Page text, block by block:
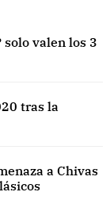
valen los 3
tras la
a Chivas